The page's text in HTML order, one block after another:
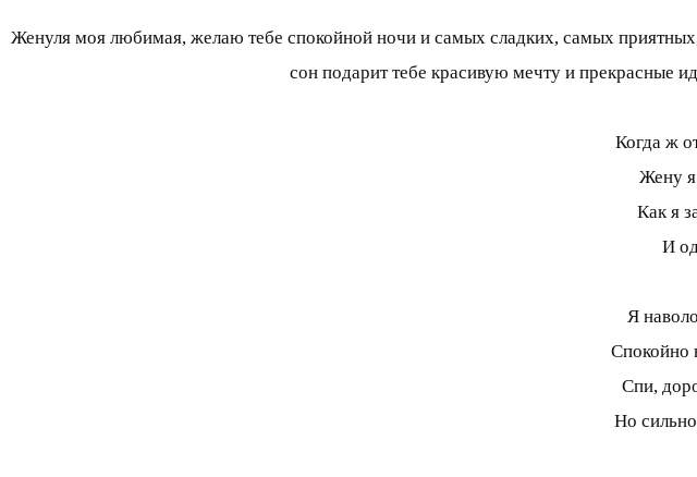
Женуля моя любимая, желаю тебе спокойной ночи и самых сладких, самых
сон подарит тебе красивую мечту и прекрасные
Когда ж
Жену
Как я
И
Я
Спокойно
Спи,
Но